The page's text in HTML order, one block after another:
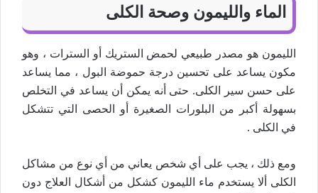
الماء والليمون وصحة الكلى
الليمون هو مصدر طبيعي لحمض الستريك أو السترات ، وهو
مكون يساعد على تحسين درجة حموضة البول ، مما يساعد
على حسن سير الكلى. حتى أنه يمكن أن يساعد في التخلص
بسهولة أكبر من البلورات الصغيرة أو الحصى التي تتشكل
في الكلى .
ومع ذلك ، يجب على أي شخص يعاني من أي نوع من مشاكل
الكلى ألا يستخدم ماء الليمون كشكل من أشكال العلاج دون